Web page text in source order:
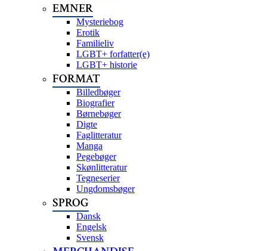
EMNER
Mysteriebog
Erotik
Familieliv
LGBT+ forfatter(e)
LGBT+ historie
FORMAT
Billedbøger
Biografier
Børnebøger
Digte
Faglitteratur
Manga
Pegebøger
Skønlitteratur
Tegneserier
Ungdomsbøger
SPROG
Dansk
Engelsk
Svensk